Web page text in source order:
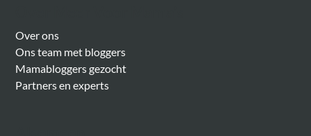
Over ons
Ons team met bloggers
Mamabloggers gezocht
Partners en experts